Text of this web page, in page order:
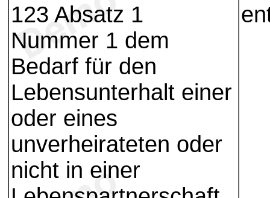
123 Absatz 1
Nummer 1 dem
Bedarf für den
Lebensunterhalt einer
oder eines
unverheirateten oder
nicht in einer